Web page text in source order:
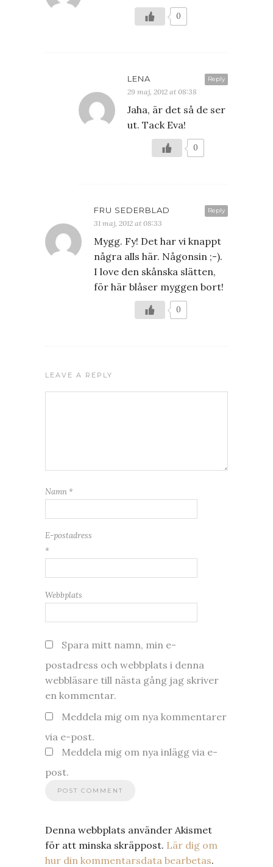
0
Reply
LENA
29 maj, 2012 at 08:38
Jaha, är det så de ser
ut. Tack Eva!
0
Reply
FRU SEDERBLAD
31 maj, 2012 at 08:33
Mygg. Fy! Det har vi knappt
några alls här. Någonsin ;-).
I love den skånska slätten,
för här blåser myggen bort!
0
LEAVE A REPLY
Namn *
E-postadress
*
Webbplats
Spara mitt namn, min e-
postadress och webbplats i denna
webbläsare till nästa gång jag skriver
en kommentar.
Meddela mig om nya kommentarer
via e-post.
Meddela mig om nya inlägg via e-
post.
Denna webbplats använder Akismet
för att minska skräppost. Lär dig om
hur din kommentarsdata bearbetas.